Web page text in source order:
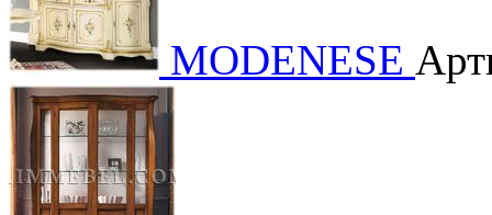
MODENESE